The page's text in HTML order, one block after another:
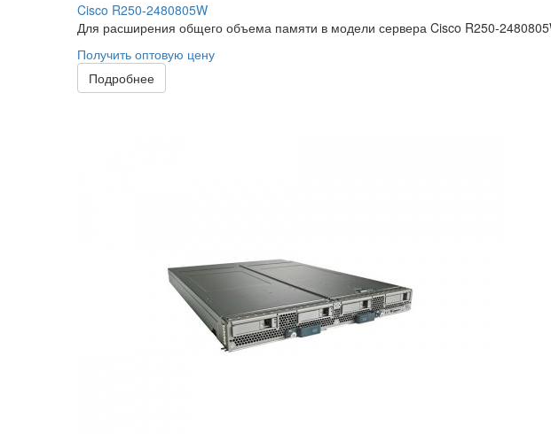
Cisco R250-2480805W
Для расширения общего объема памяти в модели сервера Cisco R250-
Получить оптовую цену
Подробнее